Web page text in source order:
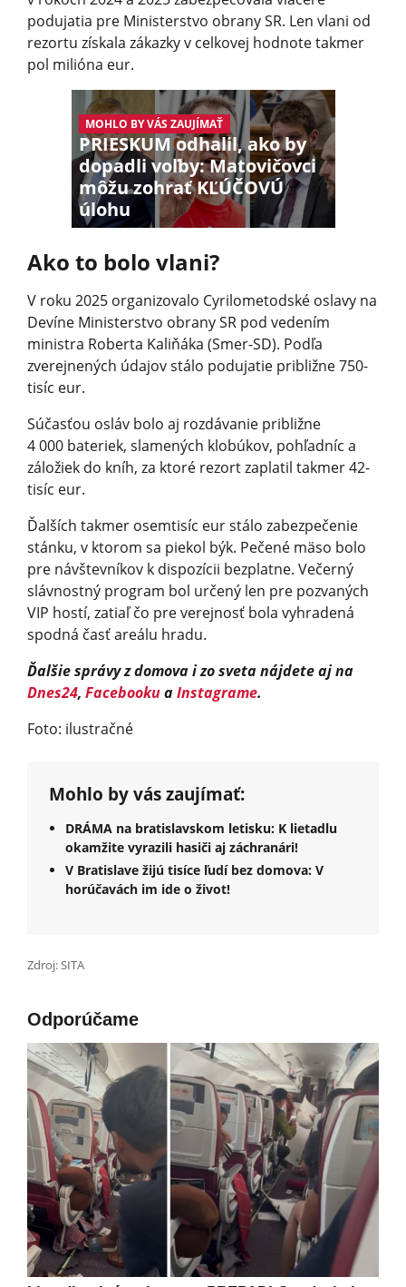
podujatia pre Ministerstvo obrany SR. Len vlani od
rezortu získala zákazky v celkovej hodnote takmer
pol milióna eur.
MOHLO BY VÁS ZAUJÍMAŤ
PRIESKUM odhalil, ako by
dopadli voľby: Matovičovci
môžu zohrať KĽÚČOVÚ
úlohu
Ako to bolo vlani?
V roku 2025 organizovalo Cyrilometodské oslavy na
Devíne Ministerstvo obrany SR pod vedením
ministra Roberta Kaliňáka (Smer-SD). Podľa
zverejnených údajov stálo podujatie približne 750-
tisíc eur.
Súčasťou osláv bolo aj rozdávanie približne
4 000 bateriek, slamených klobúkov, pohľadníc a
záložiek do kníh, za ktoré rezort zaplatil takmer 42-
tisíc eur.
Ďalších takmer osemtisíc eur stálo zabezpečenie
stánku, v ktorom sa piekol býk. Pečené mäso bolo
pre návštevníkov k dispozícii bezplatne. Večerný
slávnostný program bol určený len pre pozvaných
VIP hostí, zatiaľ čo pre verejnosť bola vyhradená
spodná časť areálu hradu.
Ďalšie správy z domova i zo sveta nájdete aj na
Dnes24, FacebookuaInstagrame.
Foto: ilustračné
Mohlo by vás zaujímať:
DRÁMA na bratislavskom letisku: K lietadlu
okamžite vyrazili hasiči aj záchranári!
V Bratislave žijú tisíce ľudí bez domova: V
horúčavách im ide o život!
Zdroj: SITA
Odporúčame